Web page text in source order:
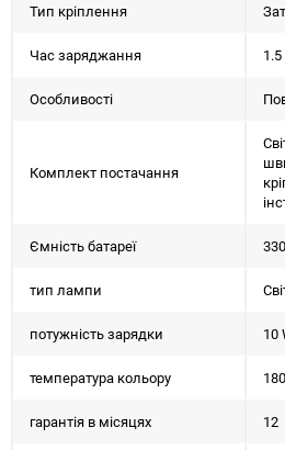
Тип кріплення
Час заряджання
Особливості
Комплект постачання
Ємність батареї
тип лампи
потужність зарядки 10
температура кольору
гарантія в місяцях 12